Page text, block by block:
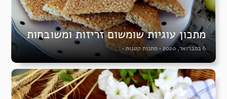
מתכון עוגיות שומשום זריזות ומשובחות
6 בפברואר, 2020 • מתנות קטנות•